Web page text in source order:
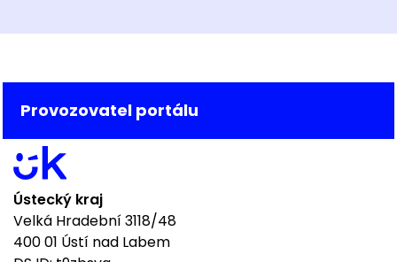
Provozovatel portálu
Ústecký kraj
Velká Hradební 3118/48
400 01 Ústí nad Labem